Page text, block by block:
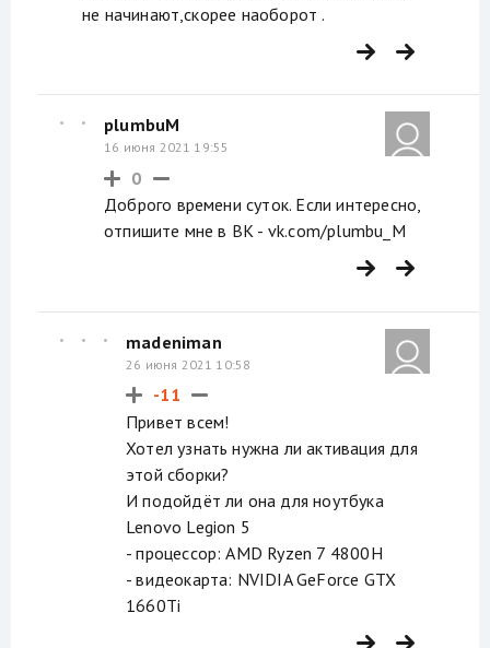
не начинают,скорее наоборот .
plumbuM
16 июня 2021 19:55
0
Доброго времени суток. Если интересно,
отпишите мне в ВК - vk.com/plumbu_M
madeniman
26 июня 2021 10:58
-11
Привет всем!
Хотел узнать нужна ли активация для
этой сборки?
И подойдёт ли она для ноутбука
Lenovo Legion 5
- процессор: AMD Ryzen 7 4800H
- видеокарта: NVIDIA GeForce GTX
1660Ti